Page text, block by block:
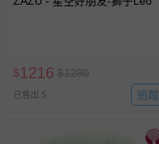
$1216 $1280
已售出 5 追蹤